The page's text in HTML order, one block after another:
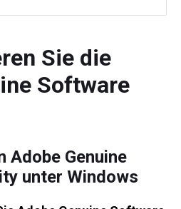
Sie die
Software
Adobe Genuine
unter Windows